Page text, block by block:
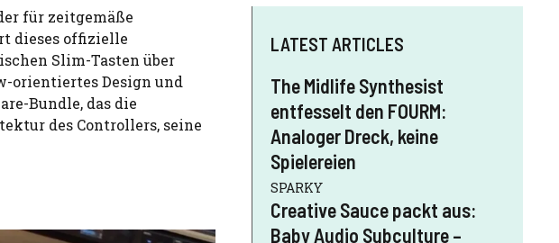
für zeitgemäße
dieses offizielle
Slim-Tasten über
orientiertes Design und
Bundle, das die
des Controllers, seine
LATEST ARTICLES
The Midlife Synthesist
entfesselt den FOURM:
Analoger Dreck, keine
Spielereien
SPARKY
Creative Sauce packt aus:
Baby Audio Subculture –